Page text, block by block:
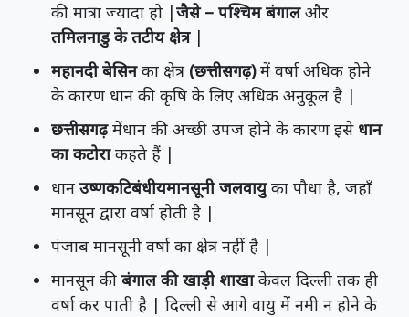
की मात्रा ज्यादा हो |जैसे – पश्चिम बंगालऔर
तमिलनाडु के तटीय क्षेत्र|
महानदी बेसिनका क्षेत्र (छत्तीसगढ़)में वर्षा अधिक होने
के कारण धान की कृषि के लिए अधिक अनुकूल है |
छत्तीसगढ़मेंधान की अच्छी उपज होने के कारण इसे धान
का कटोराकहते हैं |
धान उष्णकटिबंधीयमानसूनी जलवायुका पौधा है, जहाँ
मानसून द्वारा वर्षा होती है |
पंजाब मानसूनी वर्षा का क्षेत्र नहीं है |
मानसून की बंगाल की खाड़ी शाखाकेवल दिल्ली तक ही
वर्षा कर पाती है | दिल्ली से आगे वायु में नमी न होने के